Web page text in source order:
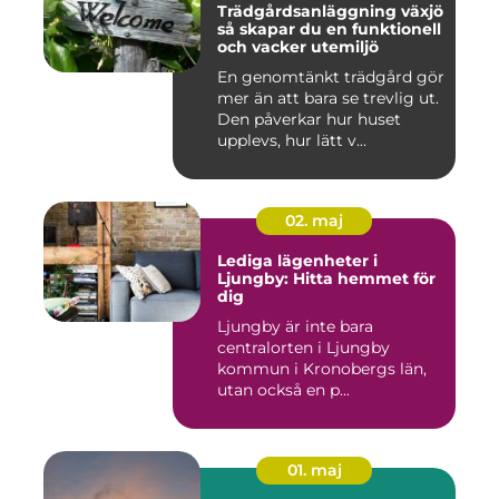
Trädgårdsanläggning växjö
så skapar du en funktionell
och vacker utemiljö
En genomtänkt trädgård gör
mer än att bara se trevlig ut.
Den påverkar hur huset
upplevs, hur lätt v...
02. maj
Lediga lägenheter i
Ljungby: Hitta hemmet för
dig
Ljungby är inte bara
centralorten i Ljungby
kommun i Kronobergs län,
utan också en p...
01. maj